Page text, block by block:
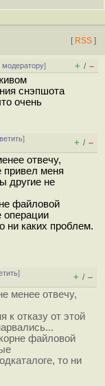
[ RSS ]
модератору] + / –
снэпшота
очень
]
+ / –
отвечу,
привел меня
другие не
файловой
операции
ни каких проблем.
]
+ / –
менее отвечу,
к отказу от этой
файловой
то ни